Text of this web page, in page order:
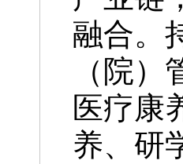
融合。
（院
医疗康
养、研